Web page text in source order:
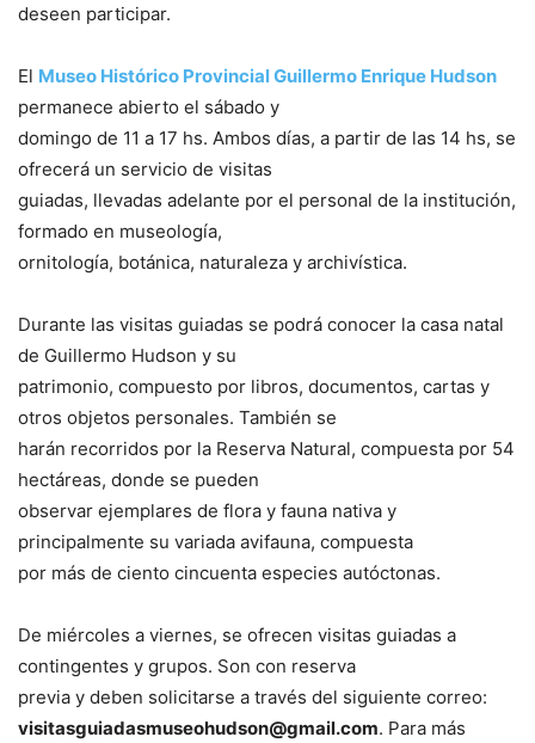
deseen participar.
El Museo Histórico Provincial Guillermo Enrique Hudson
permanece abierto el sábado y
domingo de 11 a 17 hs. Ambos días, a partir de las 14 hs, se
ofrecerá un servicio de visitas
guiadas, llevadas adelante por el personal de la institución,
formado en museología,
ornitología, botánica, naturaleza y archivística.
Durante las visitas guiadas se podrá conocer la casa natal
de Guillermo Hudson y su
patrimonio, compuesto por libros, documentos, cartas y
otros objetos personales. También se
harán recorridos por la Reserva Natural, compuesta por 54
hectáreas, donde se pueden
observar ejemplares de flora y fauna nativa y
principalmente su variada avifauna, compuesta
por más de ciento cincuenta especies autóctonas.
De miércoles a viernes, se ofrecen visitas guiadas a
contingentes y grupos. Son con reserva
previa y deben solicitarse a través del siguiente correo:
visitasguiadasmuseohudson@gmail.com. Para más